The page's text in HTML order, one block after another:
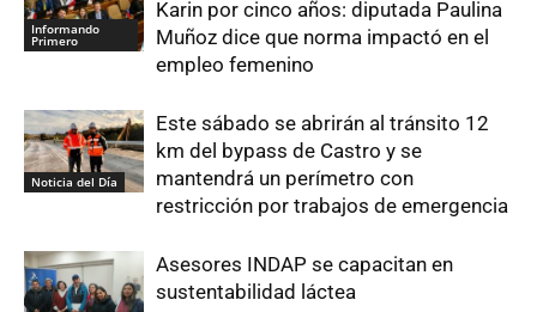
Informando
Primero
Karin por cinco años: diputada Paulina
Muñoz dice que norma impactó en el
empleo femenino
Noticia del Día
Este sábado se abrirán al tránsito 12
km del bypass de Castro y se
mantendrá un perímetro con
restricción por trabajos de emergencia
Asesores INDAP se capacitan en
sustentabilidad láctea